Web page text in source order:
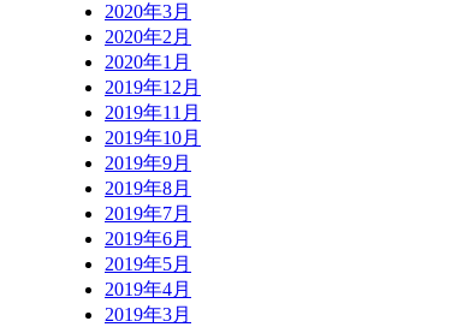
2020年3月
2020年2月
2020年1月
2019年12月
2019年11月
2019年10月
2019年9月
2019年8月
2019年7月
2019年6月
2019年5月
2019年4月
2019年3月